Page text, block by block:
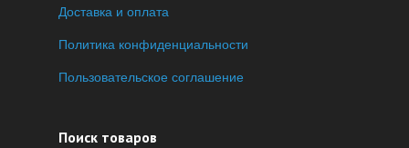
Доставка и оплата
Политика конфиденциальности
Пользовательское соглашение
Поиск товаров